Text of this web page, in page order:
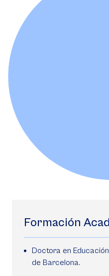
Formación
Doctora en
de Barcelona.